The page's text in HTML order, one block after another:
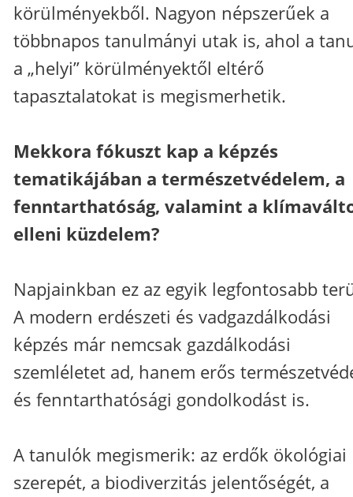
körülményekből. Nagyon népszerűek a
többnapos tanulmányi utak is, ahol a
a „helyi” körülményektől eltérő
tapasztalatokat is megismerhetik.
Mekkora fókuszt kap a képzés
tematikájában a természetvédelem, a
fenntarthatóság, valamint a
elleni küzdelem?
Napjainkban ez az egyik legfontosabb
A modern erdészeti és vadgazdálkodási
képzés már nemcsak gazdálkodási
szemléletet ad, hanem erős
és fenntarthatósági gondolkodást is.
A tanulók megismerik: az erdők ökológiai
szerepét, a biodiverzitás jelentőségét, a